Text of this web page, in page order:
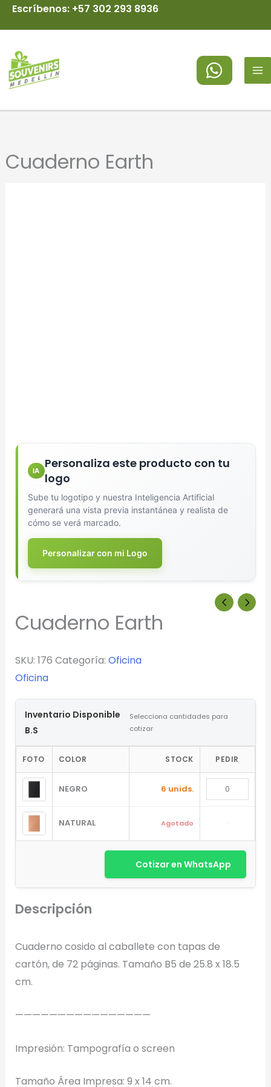
Escríbenos: +57 302 293 8936
Cuaderno Earth
IA
Personaliza este producto con tu
logo
Sube tu logotipo y nuestra Inteligencia Artificial
generará una vista previa instantánea y realista de
cómo se verá marcado.
Personalizar con mi Logo
con IA
Cuaderno Earth
SKU: 176 Categoría: Oficina
Oficina
Inventario Disponible
B.S
Selecciona cantidades para
cotizar
FOTO COLOR STOCK PEDIR
NEGRO 6 unids.
NATURAL Agotado
Cotizar en WhatsApp
Descripción
Cuaderno cosido al caballete con tapas de
cartón, de 72 páginas. Tamaño B5 de 25.8 x 18.5
cm.
————————————————
Impresión: Tampografía o screen
Tamaño Área Impresa: 9 x 14 cm.